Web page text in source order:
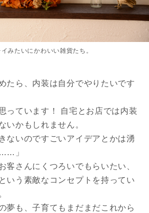
みたいにかわいい雑貨たち。
たら、内装は自分でやりたいです
っています！ 自宅とお店では内装
いかもしれません。
ないのですごいアイデアとかは湧
」
客さんにくつろいでもらいたい、
いう素敵なコンセプトを持ってい
夢も、子育てもまだまだこれから